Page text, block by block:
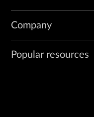
Company
Popular resources